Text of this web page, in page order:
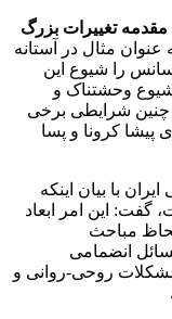
مقدمه تغییرات بزرگ
عنوان مثال در آستانه
را شیوع این
شیوع وحشتناک و
چنین شرایطی برخی
پیشا کرونا و پسا
با بیان اینکه
این امر ابعاد
مباحث
انضمامی
روحی-روانی و